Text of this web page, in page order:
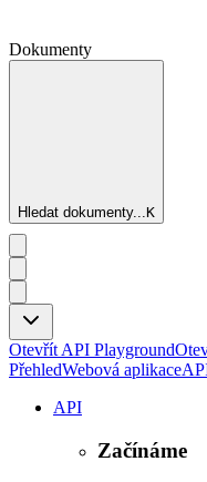
Dokumenty
Hledat dokumenty...K
Otevřít API Playground
PřehledWebová aplikace
API
Začínáme